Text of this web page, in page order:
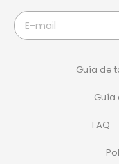
Guía de
Guía
FAQ